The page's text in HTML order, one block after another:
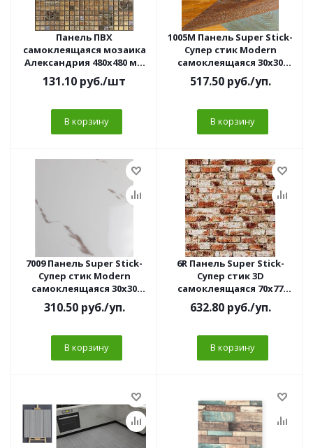
Панель ПВХ
самоклеящаяся мозаика
Александрия 480х480 мм
(15 шт)
131.10 руб./шт
В корзину
1005М Панель Super Stick-
Супер стик Modern
самоклеящаяся 30х30
паркет МАТОВЫЙ (10 шт/
уп)
517.50руб./уп.
В корзину
7009 Панель Super Stick-
Супер стик Modern
самоклеящаяся 30х30
Мрамор белый
ГЛЯНЕЦ(10 шт/уп)
310.50руб./уп.
В корзину
6R Панель Super Stick-
Супер стик 3D
самоклеящаяся 70х77
Лофт (10 шт/уп)3мм
632.80руб./уп.
В корзину